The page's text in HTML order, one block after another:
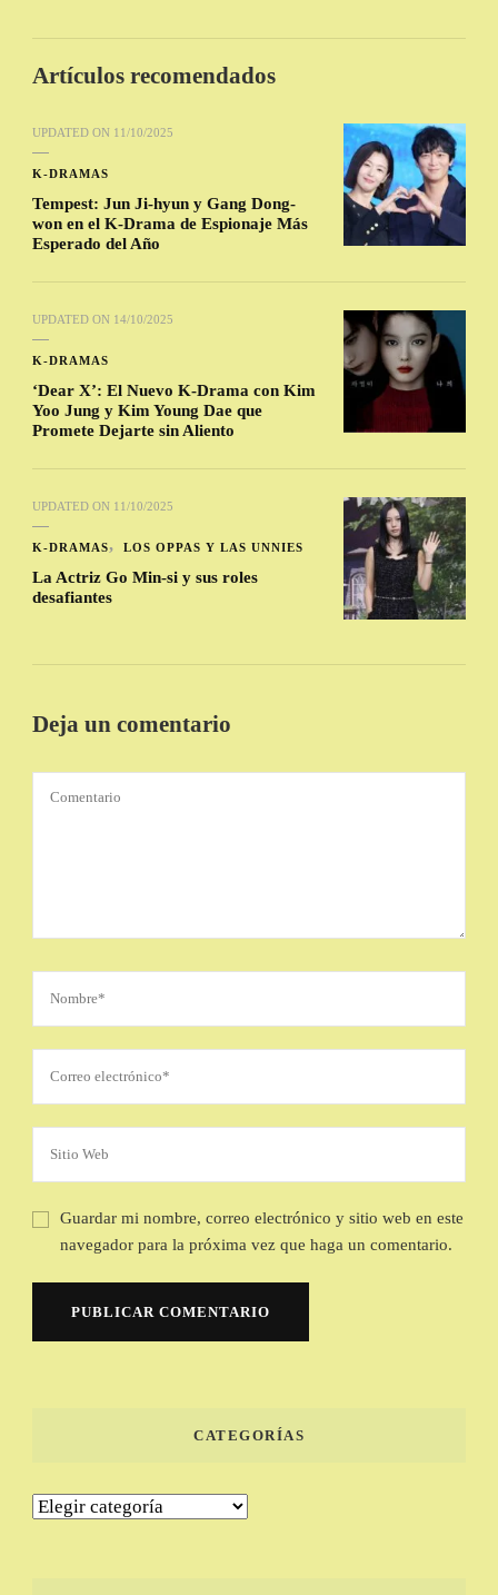
Artículos recomendados
UPDATED ON 11/10/2025
K-DRAMAS
Tempest: Jun Ji-hyun y Gang Dong-
won en el K-Drama de Espionaje Más
Esperado del Año
UPDATED ON 14/10/2025
K-DRAMAS
‘Dear X’: El Nuevo K-Drama con Kim
Yoo Jung y Kim Young Dae que
Promete Dejarte sin Aliento
UPDATED ON 11/10/2025
K-DRAMAS LOS OPPAS Y LAS UNNIES
La Actriz Go Min-si y sus roles
desafiantes
Deja un comentario
Guardar mi nombre, correo electrónico y sitio web en este
navegador para la próxima vez que haga un comentario.
CATEGORÍAS
Categorías